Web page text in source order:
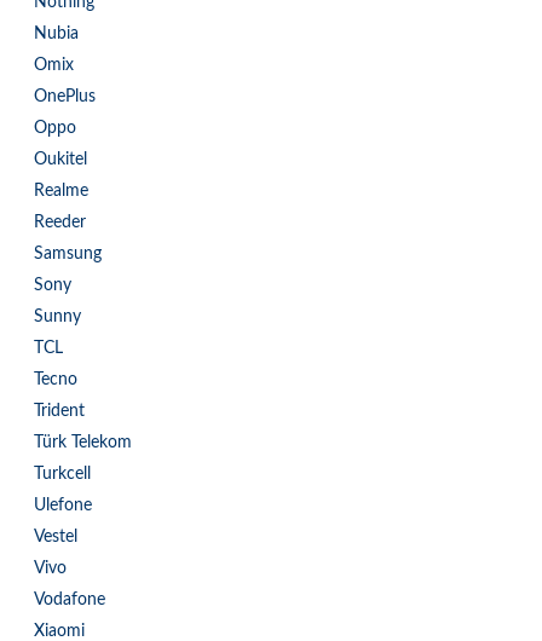
Nubia
Omix
OnePlus
Oppo
Oukitel
Realme
Reeder
Samsung
Sony
Sunny
TCL
Tecno
Trident
Türk Telekom
Turkcell
Ulefone
Vestel
Vivo
Vodafone
Xiaomi